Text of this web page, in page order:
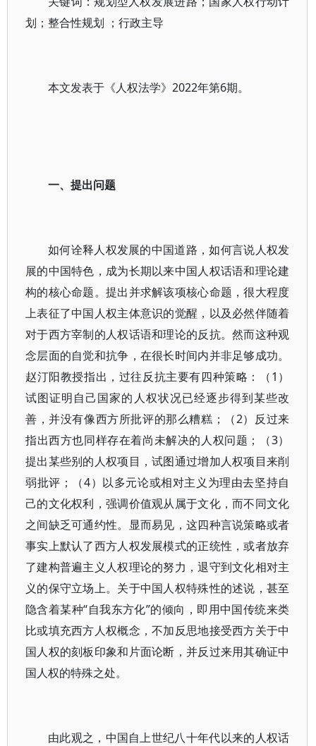
划；整合性规划 ；行政主导
本文发表于《人权法学》2022年第6期。
一、提出问题
如何诠释人权发展的中国道路，如何言说人权发
展的中国特色，成为长期以来中国人权话语和理论建
构的核心命题。提出并求解该项核心命题，很大程度
上表征了中国人权主体意识的觉醒，以及必然伴随着
对于西方宰制的人权话语和理论的反抗。然而这种观
念层面的自觉和抗争，在很长时间内并非足够成功。
赵汀阳教授指出，过往反抗主要有四种策略：（1）
试图证明自己国家的人权状况已经逐步得到某些改
善，并没有像西方所批评的那么糟糕；（2）反过来
指出西方也同样存在着尚未解决的人权问题；（3）
提出某些别的人权项目，试图通过增加人权项目来削
弱批评；（4）以多元论或相对主义为理由去坚持自
己的文化权利，强调价值观从属于文化，而不同文化
之间缺乏可通约性。显而易见，这四种言说策略或者
事实上默认了西方人权发展模式的正统性，或者放弃
了建构普遍主义人权理论的努力，退守到文化相对主
义的保守立场上。关于中国人权特殊性的述说，甚至
隐含着某种“自我东方化”的倾向，即用中国传统来类
比或填充西方人权概念，不加反思地接受西方关于中
国人权的刻板印象和片面论断，并反过来用其确证中
国人权的特殊之处。
由此观之，中国自上世纪八十年代以来的人权话